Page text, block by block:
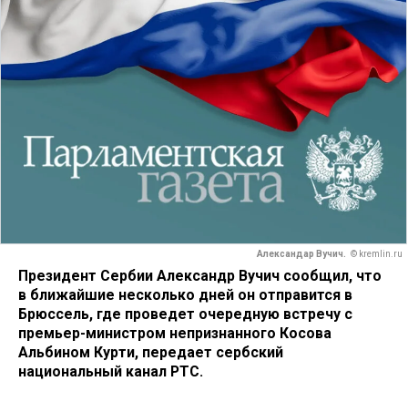
Александар Вучич. © kremlin.ru
Президент Сербии Александр Вучич сообщил, что
в ближайшие несколько дней он отправится в
Брюссель, где проведет очередную встречу с
премьер-министром непризнанного Косова
Альбином Курти, передает сербский
национальный канал РТС.